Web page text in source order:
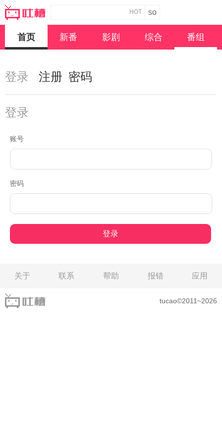
HOT
首页 新番 影剧 综合 番组
登录 注册 密码
登录
账号
密码
关于 联系 帮助 报错 应用
tucao©2011~2026